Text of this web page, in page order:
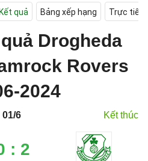
Kết quả Bảng xếp hạng Trực tiếp
Drogheda
Rovers
2024
01/6 Kết thúc
: 2